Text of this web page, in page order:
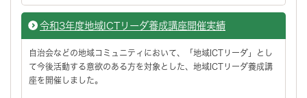
令和3年度地域ICTリーダ養成講座開催実績
自治会などの地域コミュニティにおいて、「地域ICTリーダ」とし
て今後活動する意欲のある方を対象とした、地域ICTリーダ養成講
座を開催しました。